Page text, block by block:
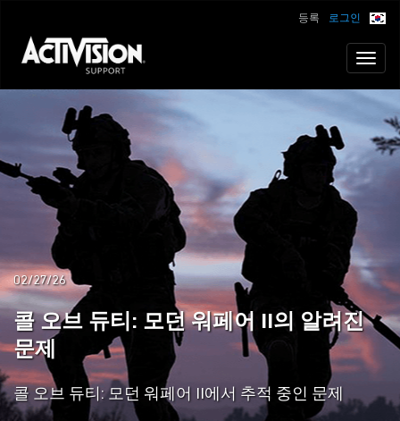
로그인
등록
02/27/26
콜 오브 듀티: 모던 워페어 II의 알려진
문제
콜 오브 듀티: 모던 워페어 II에서 추적 중인 문제